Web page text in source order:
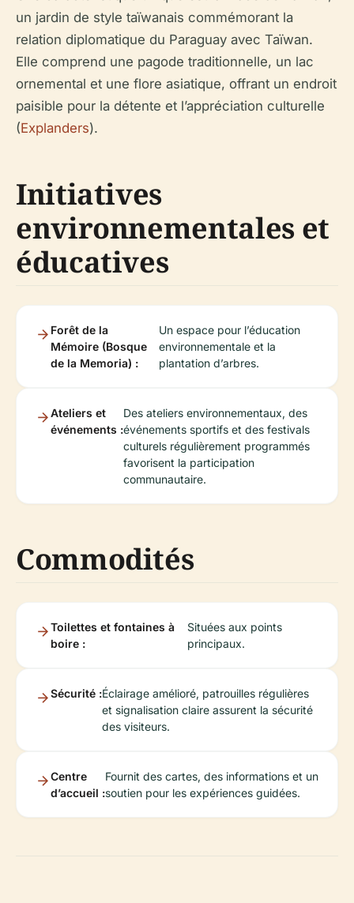
un jardin de style taïwanais commémorant la
relation diplomatique du Paraguay avec Taïwan.
Elle comprend une pagode traditionnelle, un lac
ornemental et une flore asiatique, offrant un endroit
paisible pour la détente et l’appréciation culturelle
(Explanders).
Initiatives
environnementales et
éducatives
Forêt de la
Mémoire (Bosque
de la Memoria) :
Un espace pour l’éducation
environnementale et la
plantation d’arbres.
Ateliers et
événements :
Des ateliers environnementaux, des
événements sportifs et des festivals
culturels régulièrement programmés
favorisent la participation
communautaire.
Commodités
Toilettes et fontaines à
boire :
Situées aux points
principaux.
Sécurité :Éclairage amélioré, patrouilles régulières
et signalisation claire assurent la sécurité
des visiteurs.
Centre
d’accueil :
Fournit des cartes, des informations et un
soutien pour les expériences guidées.